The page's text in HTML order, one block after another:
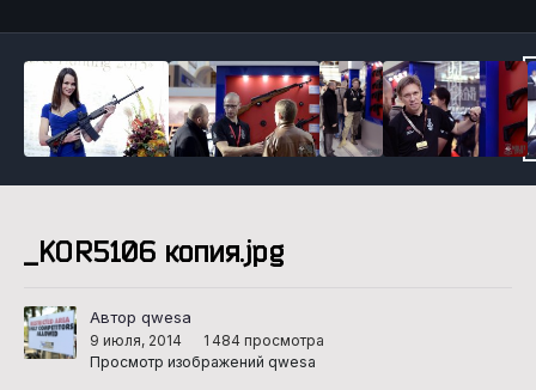
_KOR5106 копия.jpg
Автор qwesa
9 июля, 2014
1 484 просмотра
Просмотр изображений qwesa